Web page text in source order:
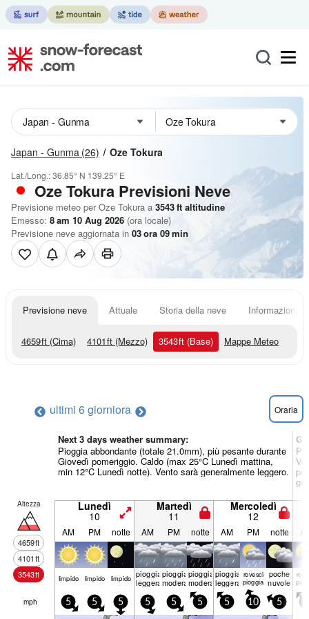
Japan - Gunma (26) Oze Tokura
Lat./Long.:36.85° N 139.25° E
Oze Tokura Previsioni Neve
Previsione meteo per Oze Tokura a 3543ft altitudine
Emesso: 8 am 10 Aug 2026 (ora locale)
Previsione neve aggiornata in 03ora 09min
Previsione neve Attuale Storia della neve Informazioni
4659ft (Cima) 4101ft (Mezzo) 3543ft (Base) Mappe Meteo
ultimi 6 giorniora Oraria
Next 3 days weather summary:
Pioggia abbondante (totale 21.0mm), più pesante durante
Giovedì pomeriggio. Caldo (max 25°C Lunedì mattina,
min 12°C Lunedì notte). Vento sarà generalmente leggero.
Altezza
4659ft
4101ft
3543ft
Lunedì
10
Martedì
11
Mercoledì
12
AM PM notte AM PM notte AM PM notte
limp­ido limp­ido limp­ido pioggia
leggera
pioggia
moderata
pioggia
moderata
pioggia
leggera
rovesci
pioggia
poche
nuvole
mph 5 5 5 5 5 5 5 10 5